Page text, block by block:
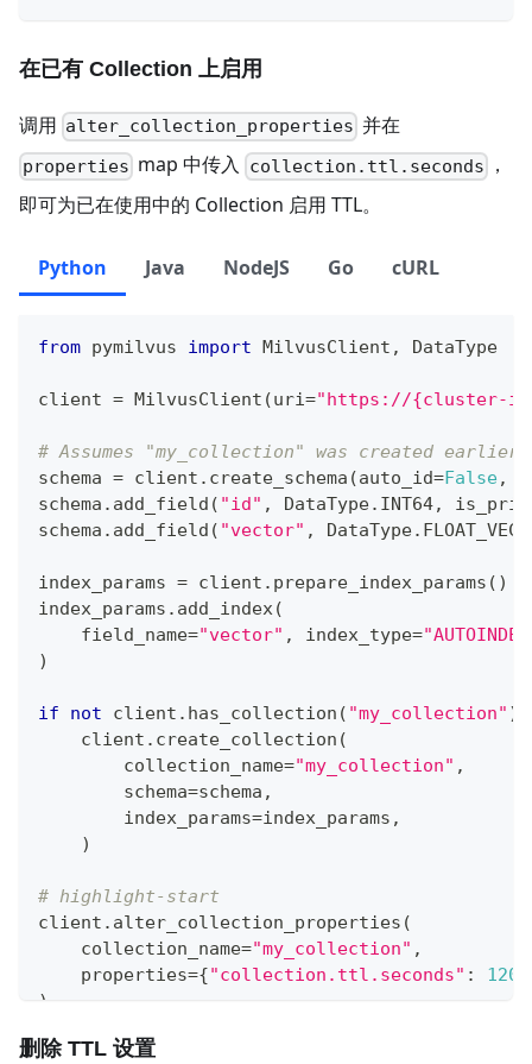
在已有 Collection 上启用
调用 alter_collection_properties 并在
properties map 中传入 collection.ttl.seconds ，
即可为已在使用中的 Collection 启用 TTL。
Python Java NodeJS Go cURL
from pymilvus import MilvusClient , DataType
client = MilvusClient (uri="https://{cluster-
# Assumes "my_collection" was created earlier
schema = client . create_schema (auto_id=False,
schema . add_field ( "id" , DataType. INT64,
schema . add_field ( "vector" , DataType.
index_params = client . prepare_index_params ( )
index_params . add_index(
    field_name
="vector" , index_type=
)
if not client . has_collection ( "my_collection" )
    client
. create_collection (
        collection_name
="my_collection" ,
        schema
=schema ,
        index_params
=index_params ,
)
# highlight-start
client . alter_collection_properties (
    collection_name
="my_collection" ,
    properties
={"collection.ttl.seconds" :
)
删除 TTL 设置